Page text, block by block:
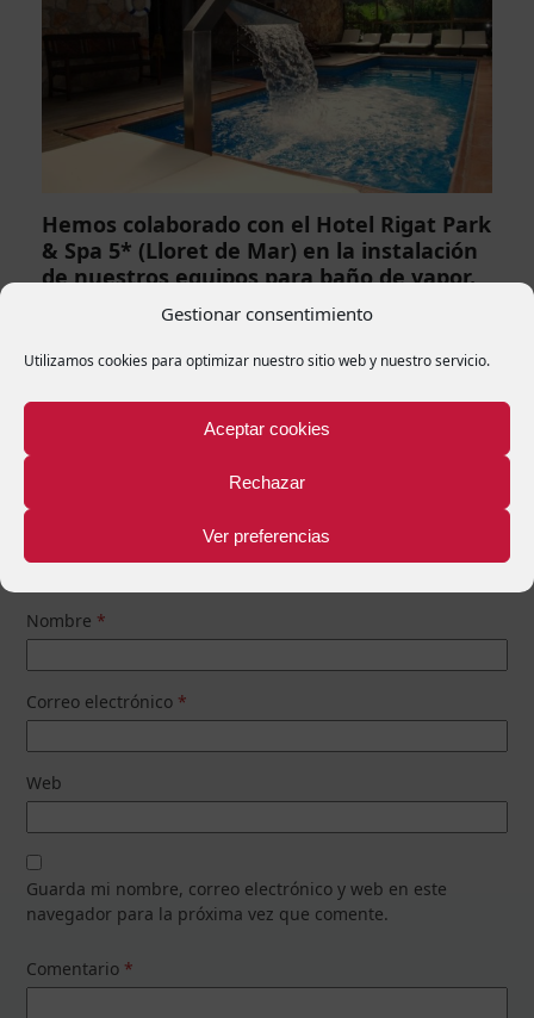
Gestionar consentimiento
Utilizamos cookies para optimizar nuestro sitio web y nuestro servicio.
Aceptar cookies
Rechazar
Ver preferencias
Hemos colaborado con el Hotel Rigat Park
& Spa 5* (Lloret de Mar) en la instalación
de nuestros equipos para baño de vapor.
El Hotel Rigat Park & Spa 5 * es un ejemplo de hoteles
Deja una respuesta
Tu dirección de correo electrónico no será publicada.
Nombre *
Correo electrónico *
Web
Guarda mi nombre, correo electrónico y web en este
navegador para la próxima vez que comente.
Comentario *